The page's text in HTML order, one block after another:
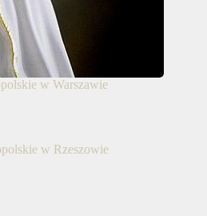
w Warszawie
w Rzeszowie